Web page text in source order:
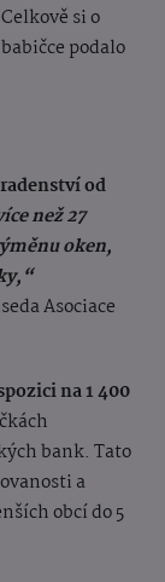
si o
podalo
od
než 27
oken,
Asociace
na 1 400
bank. Tato
a
obcí do 5